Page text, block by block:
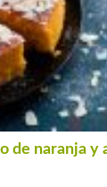
de naranja y